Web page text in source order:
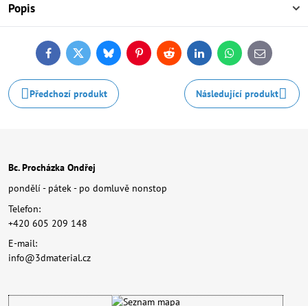
Popis
FacebookTwitterBlueskyPinterestReddit LinkedInWhatsApp
E-
mail
Předchozí produkt Následující produkt
Bc. Procházka Ondřej
pondělí - pátek - po domluvě nonstop
Telefon:
+420 605 209 148
E-mail:
info@3dmaterial.cz